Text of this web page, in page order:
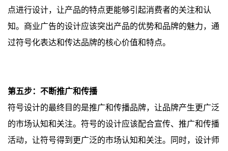
点进行设计，让产品的特点更能够引起消费者的关注和认
知。商业广告的设计应该突出产品的优势和品牌的魅力，通
过符号化表达和传达品牌的核心价值和特点。
第五步：不断推广和传播
符号设计的最终目的是推广和传播品牌，让品牌产生更广泛
的市场认知和关注。符号的设计应该配合宣传、推广和传播
活动，让符号得到更广泛的市场认知和关注。同时，设计师